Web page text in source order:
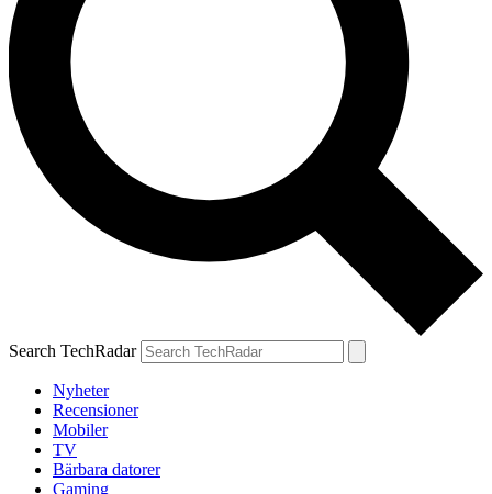
Search TechRadar
Nyheter
Recensioner
Mobiler
TV
Bärbara datorer
Gaming